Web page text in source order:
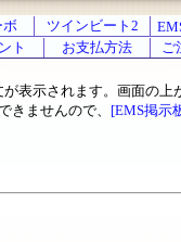
ボ ツインビート2
ト お支払方法 ご
表示されます。画面の上
きませんので、 [EMS掲示